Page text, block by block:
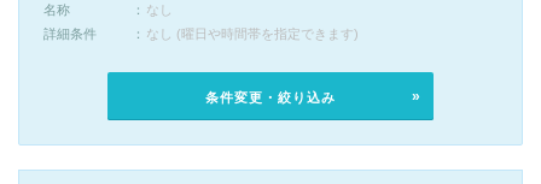
名称
なし
詳細条件
なし (曜日や時間帯を指定できます)
条件変更・絞り込み